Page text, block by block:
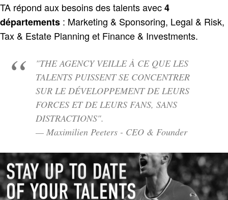
TA répond aux besoins des talents avec4
départements : Marketing & Sponsoring, Legal & Risk,
Tax & Estate Planning et Finance & Investments.
"THE AGENCY VEILLE À CE QUE LES
TALENTS PUISSENT SE CONCENTRER
SUR LE DÉVELOPPEMENT DE LEURS
FORCES ET DE LEURS FANS, SANS
DISTRACTIONS".
— Maximilien Peeters - CEO & Founder